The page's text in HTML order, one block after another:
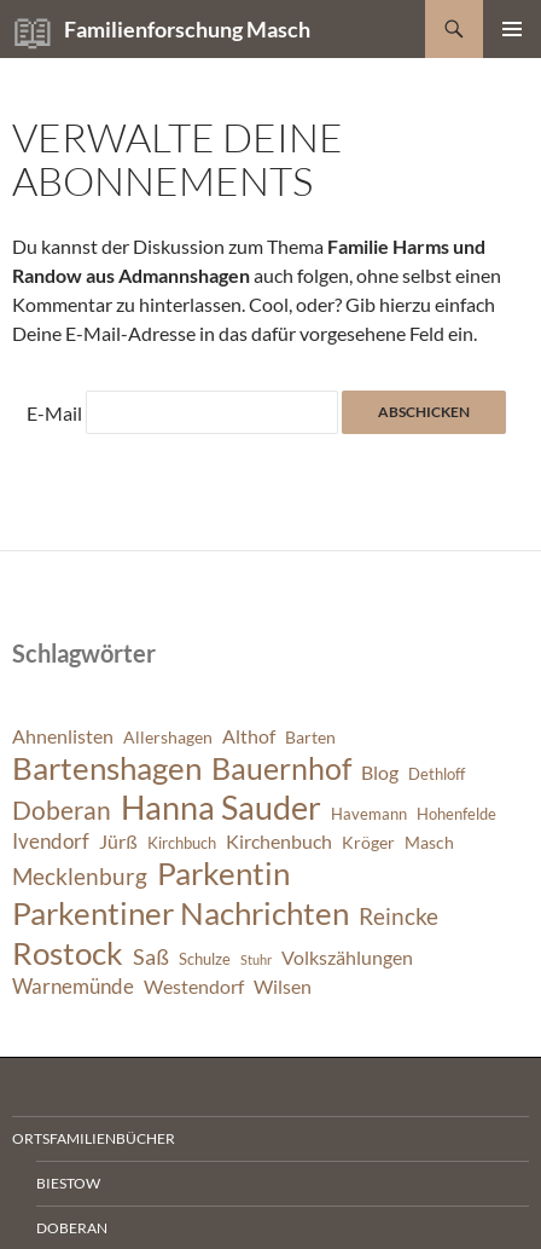
Zum
Inhalt
Familienforschung Masch
Suchen
VERWALTE DEINE
ABONNEMENTS
Du kannst der Diskussion zum Thema Familie Harms und
Randow aus Admannshagenauch folgen, ohne selbst einen
Kommentar zu hinterlassen. Cool, oder? Gib hierzu einfach
Deine E-Mail-Adresse in das dafür vorgesehene Feld ein.
E-Mail
Schlagwörter
Ahnenlisten Allershagen Althof Barten
Bartenshagen Bauernhof Blog Dethloff
Doberan Hanna Sauder Havemann Hohenfelde
Ivendorf Jürß Kirchbuch Kirchenbuch Kröger Masch
Mecklenburg Parkentin
Parkentiner Nachrichten Reincke
Rostock Saß Schulze Stuhr Volkszählungen
Warnemünde Westendorf Wilsen
ORTSFAMILIENBÜCHER
BIESTOW
DOBERAN